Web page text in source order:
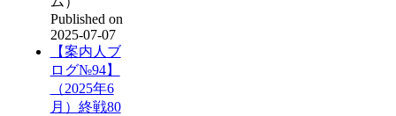
Published on
2025-07-07
【案内人ブ
ログ№94】
（2025年6
月）終戦80